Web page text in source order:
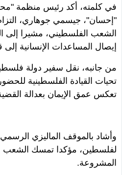
في كلمته، أكد رئيس منظمة
"إحسان"، جيسمي جوهاري،
الشعب الفلسطيني، مشيرا إلى
إيصال المساعدات الإنسانية
من جانبه، نقل سفير دولة
تحيات القيادة الفلسطينية
تعكس عمق الإيمان بعدالة
وأشاد بالموقف الماليزي
لفلسطين، مؤكدا تمسك الشعب
المشروعة.